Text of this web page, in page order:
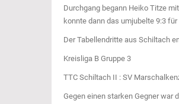
Durchgang begann Heiko Titze
konnte dann das umjubelte 9:3
Der Tabellendritte aus Schiltach
Kreisliga B Gruppe 3
TTC Schiltach II : SV
Gegen einen starken Gegner war